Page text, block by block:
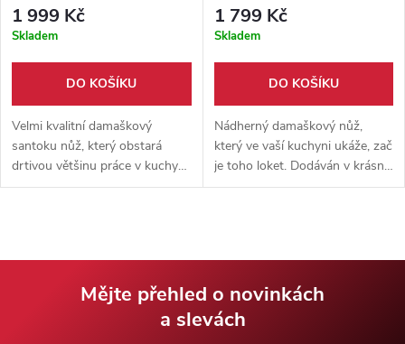
1 999 Kč
Skladem
DO KOŠÍKU
Velmi kvalitní damaškový
santoku nůž, který obstará
drtivou většinu práce v kuchyni.
Velmi odolná ocel AUS10 se
profesionální kuchaře.
1 799 Kč
Skladem
DO KOŠÍKU
Nádherný damaškový nůž,
který ve vaší kuchyni ukáže, zač
je toho loket. Dodáván v krásné
dárkové krabičce.
Mějte přehled o novinkách
a slevách